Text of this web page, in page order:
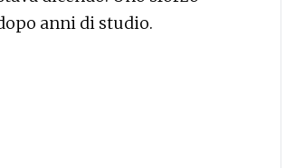
anni di studio.